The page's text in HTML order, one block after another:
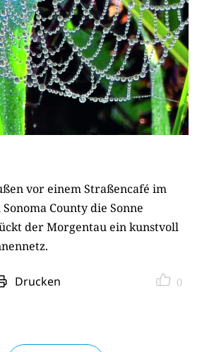
vor einem Straßencafé im
County die Sonne
der Morgentau ein kunstvoll
Drucken 0